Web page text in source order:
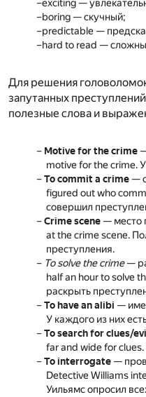
exciting —
boring — скучный;
predictable —
hard to read —
Для решения
запутанных
полезные слова и
Motive for the crime
motive for the crime.
To commit a crime—
figured out who
совершил
Crime scene— место
at the crime scene.
преступления.
To solve the crime—
half an hour to solve
раскрыть
To have an alibi —
У каждого из них
To search for clues/
far and wide for
To interrogate—
Detective Williams
Уильямс опросил